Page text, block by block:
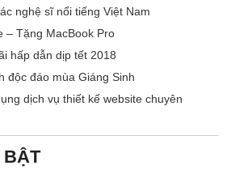
nghệ sĩ nổi tiếng Việt Nam
– Tặng MacBook Pro
hấp dẫn dịp tết 2018
độc đáo mùa Giáng Sinh
dịch vụ thiết kế website chuyên
BẬT